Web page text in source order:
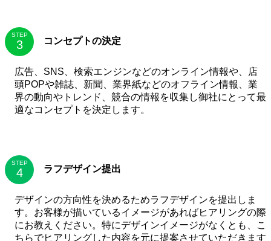
STEP
コンセプトの決定
広告、SNS、検索エンジンなどのオンライン情報や、店
頭POPや雑誌、新聞、業界紙などのオフライン情報、業
界の動向やトレンド、競合の情報を収集し御社にとって最
適なコンセプトを決定します。
STEP
ラフデザイン提出
デザインの方向性を決めるためラフデザインを提出しま
す。お客様が描いているイメージがあればヒアリングの際
にお教えください。特にデザインイメージがなくとも、こ
ちらでヒアリングした内容を元に提案させていただきます